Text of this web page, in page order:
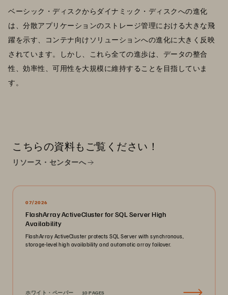
ベーシック・ディスクからダイナミック・ディスクへの進化
は、分散アプリケーションのストレージ管理における大きな飛
躍を示す、コンテナ向けソリューションへの進化に大きく反映
されています。しかし、これら全ての進歩は、データの整合
性、効率性、可用性を大規模に維持することを目指していま
す。
こちらの資料もご覧ください！
リソース・センターへ
07/2026
FlashArray ActiveCluster for SQL Server High
Availability
FlashArray ActiveCluster protects SQL Server with synchronous,
storage-level high availability and automatic array failover.
ホワイト・ペーパー 10 PAGES